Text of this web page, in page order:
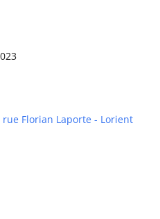
rue Florian Laporte - Lorient